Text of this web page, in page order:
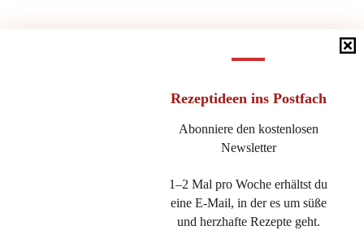
Rezeptideen ins Postfach
Abonniere den kostenlosen
Newsletter
1–2 Mal pro Woche erhältst du
eine E-Mail, in der es um süße
und herzhafte Rezepte geht.